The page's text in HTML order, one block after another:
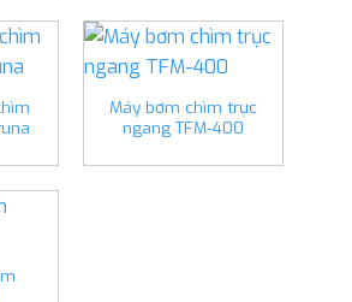
Máy bơm chìm trục
ngang TFM-400